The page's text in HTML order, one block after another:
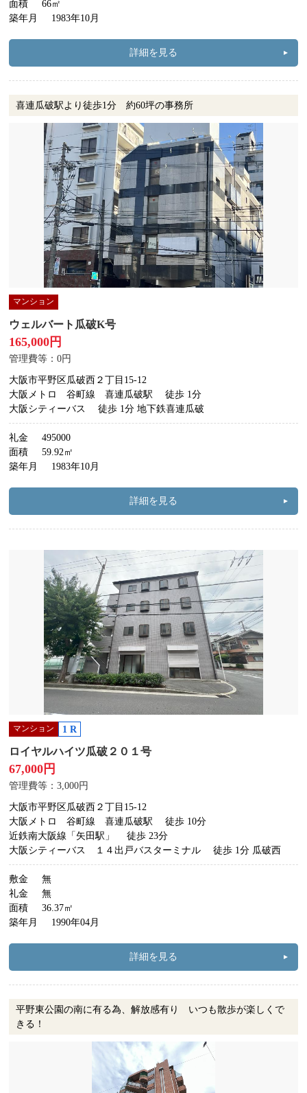
面積
66㎡
築年月
1983年10月
詳細を見る
喜連瓜破駅より徒歩1分 約60坪の事務所
マンション
ウェルバート瓜破K号
165,000円
管理費等：0円
大阪市平野区瓜破西２丁目15-12
大阪メトロ 谷町線 喜連瓜破駅 徒歩 1分
大阪シティーバス
徒歩 1分 地下鉄喜連瓜破
礼金
495000
面積
59.92㎡
築年月
1983年10月
詳細を見る
マンション 1 R
ロイヤルハイツ瓜破２０１号
67,000円
管理費等：3,000円
大阪市平野区瓜破西２丁目15-12
大阪メトロ 谷町線 喜連瓜破駅 徒歩 10分
近鉄南大阪線「矢田駅」
徒歩 23分
大阪シティーバス １４出戸バスターミナル 徒歩 1分 瓜破西
敷金
無
礼金
無
面積
36.37㎡
築年月
1990年04月
詳細を見る
平野東公園の南に有る為、解放感有り いつも散歩が楽しくで
きる！